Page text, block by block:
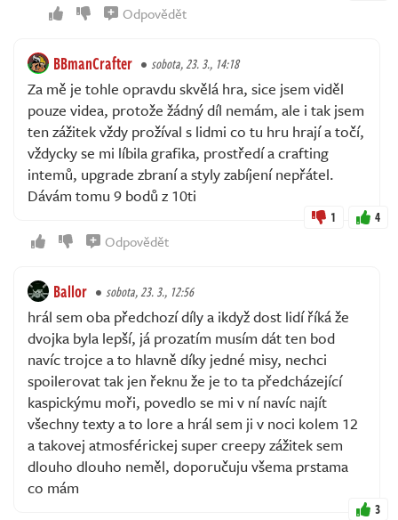
Odpovědět
BBmanCrafter sobota, 23. 3., 14:18
Za mě je tohle opravdu skvělá hra, sice jsem viděl
pouze videa, protože žádný díl nemám, ale i tak jsem
ten zážitek vždy prožíval s lidmi co tu hru hrají a točí,
vždycky se mi líbila grafika, prostředí a crafting
intemů, upgrade zbraní a styly zabíjení nepřátel.
Dávám tomu 9 bodů z 10ti
1 4
Odpovědět
Ballor sobota, 23. 3., 12:56
hrál sem oba předchozí díly a ikdyž dost lidí říká že
dvojka byla lepší, já prozatím musím dát ten bod
navíc trojce a to hlavně díky jedné misy, nechci
spoilerovat tak jen řeknu že je to ta předcházející
kaspickýmu moři, povedlo se mi v ní navíc najít
všechny texty a to lore a hrál sem ji v noci kolem 12
a takovej atmosférickej super creepy zážitek sem
dlouho dlouho neměl, doporučuju všema prstama
co mám
3